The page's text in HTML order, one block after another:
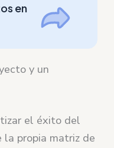
en
y un
el éxito del
propia matriz de